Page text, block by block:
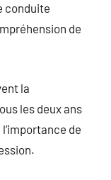
conduite
de
la
les deux ans
de